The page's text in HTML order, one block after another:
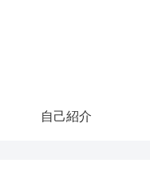
自己紹介